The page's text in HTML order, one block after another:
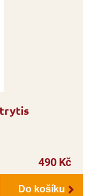
490 Kč
Do košíku